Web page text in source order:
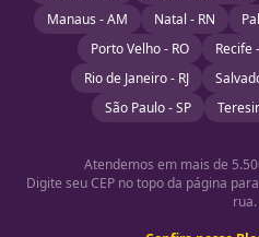
Manaus - AM
Natal - RN
Porto Velho - RO
Recife
Rio de Janeiro - RJ
São Paulo - SP
Atendemos em mais de
Digite seu CEP no topo da página
rua.